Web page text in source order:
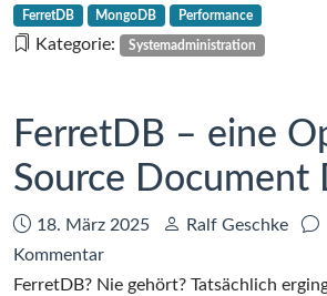
und
MongoDB
FerretDB MongoDB Performance
Kategorie: Systemadministration
FerretDB – eine
Source Document
Datum:
18. März 2025 Autor:
Ralf Geschke
Kommentarzu
FerretDB
FerretDB? Nie gehört? Tatsächlich